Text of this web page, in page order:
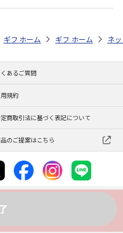
ト特集 2026 ドリンク ＜
お中元・夏ギフト特集 2026
ギフトストア お中元・夏ギフト
ホーム ギフトストア お
ホーム ネ
あるご質問
規約
商取引法に基づく表記について
のご提案はこちら